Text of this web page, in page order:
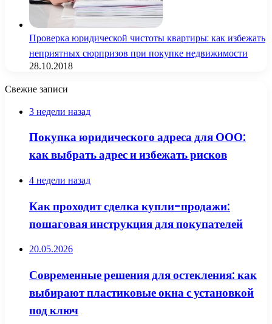
Проверка юридической чистоты квартиры: как избежать
неприятных сюрпризов при покупке недвижимости
28.10.2018
Свежие записи
3 недели назад
Покупка юридического адреса для ООО:
как выбрать адрес и избежать рисков
4 недели назад
Как проходит сделка купли-продажи:
пошаговая инструкция для покупателей
20.05.2026
Современные решения для остекления: как
выбирают пластиковые окна с установкой
под ключ